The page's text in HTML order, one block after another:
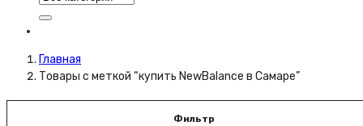
Главная
Товары с меткой “купить NewBalance в Самаре”
Фильтр